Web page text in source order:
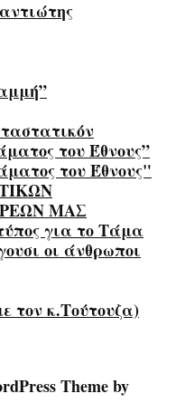
του Έθνους”
του Έθνους"
ΜΑΣ
για το Τάμα
οι άνθρωποι
τον κ.Τούτουζα)
Theme by